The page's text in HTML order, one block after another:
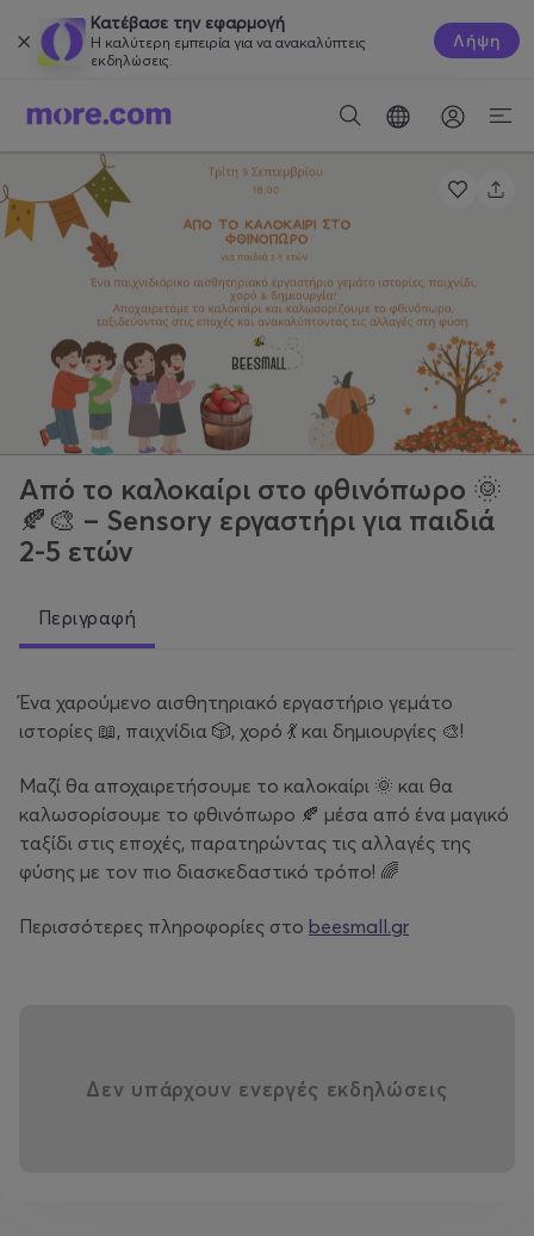
Κατέβασε την εφαρμογή
Η καλύτερη εμπειρία για να ανακαλύπτεις
εκδηλώσεις.
Λήψη
Από το καλοκαίρι στο φθινόπωρο 🌞
🍂🎨 – Sensory εργαστήρι για παιδιά
2-5 ετών
Περιγραφή
Ένα χαρούμενο αισθητηριακό εργαστήριο γεμάτο
ιστορίες 📖, παιχνίδια 🎲, χορό 💃 και δημιουργίες 🎨!
Μαζί θα αποχαιρετήσουμε το καλοκαίρι 🌞 και θα
καλωσορίσουμε το φθινόπωρο 🍂 μέσα από ένα μαγικό
ταξίδι στις εποχές, παρατηρώντας τις αλλαγές της
φύσης με τον πιο διασκεδαστικό τρόπο! 🌈
Περισσότερες πληροφορίες στο beesmall.gr
Δεν υπάρχουν ενεργές εκδηλώσεις